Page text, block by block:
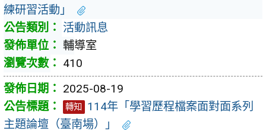
練研習活動」
活動訊息
輔導室
410
2025-08-19
轉知
114年「學習歷程檔案面對面系列
主題論壇（臺南場）」